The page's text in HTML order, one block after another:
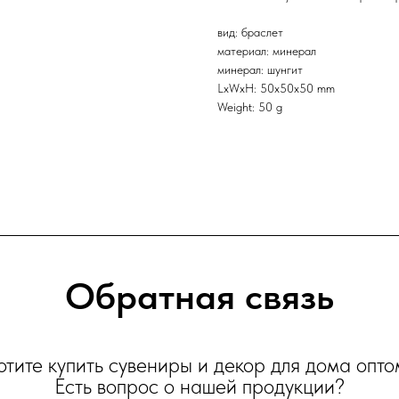
вид: браслет
материал: минерал
минерал: шунгит
LxWxH: 50x50x50 mm
Weight: 50 g
Обратная связь
купить сувениры и декор для дома
Есть вопрос о нашей продукции?